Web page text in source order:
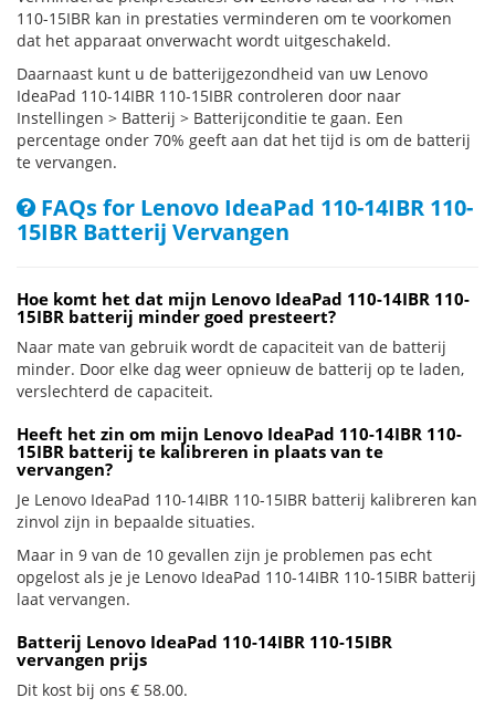
110-15IBR kan in prestaties verminderen om te voorkomen
dat het apparaat onverwacht wordt uitgeschakeld.
Daarnaast kunt u de batterijgezondheid van uw Lenovo
IdeaPad 110-14IBR 110-15IBR controleren door naar
Instellingen > Batterij > Batterijconditie te gaan. Een
percentage onder 70% geeft aan dat het tijd is om de batterij
te vervangen.
FAQs for Lenovo IdeaPad 110-14IBR 110-
15IBR Batterij Vervangen
Hoe komt het dat mijn Lenovo IdeaPad 110-14IBR 110-
15IBR batterij minder goed presteert?
Naar mate van gebruik wordt de capaciteit van de batterij
minder. Door elke dag weer opnieuw de batterij op te laden,
verslechterd de capaciteit.
Heeft het zin om mijn Lenovo IdeaPad 110-14IBR 110-
15IBR batterij te kalibreren in plaats van te
vervangen?
Je Lenovo IdeaPad 110-14IBR 110-15IBR batterij kalibreren kan
zinvol zijn in bepaalde situaties.
Maar in 9 van de 10 gevallen zijn je problemen pas echt
opgelost als je je Lenovo IdeaPad 110-14IBR 110-15IBR batterij
laat vervangen.
Batterij Lenovo IdeaPad 110-14IBR 110-15IBR
vervangen prijs
Dit kost bij ons € 58.00.